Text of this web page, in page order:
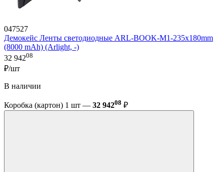
047527
Демокейс Ленты светодиодные ARL-BOOK-M1-235х180mm
(8000 mAh) (Arlight, -)
32 94208
₽/шт
В наличии
Коробка (картон) 1 шт — 32 94208 ₽